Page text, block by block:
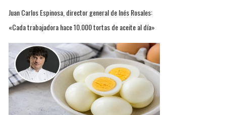
Juan Carlos Espinosa, director general de Inés Rosales:
«Cada trabajadora hace 10.000 tortas de aceite al día»